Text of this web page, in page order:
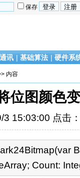
保存
讯 | 基础算法 | 硬件系
内容
位图颜色
3 15:03:00 点击
Count: